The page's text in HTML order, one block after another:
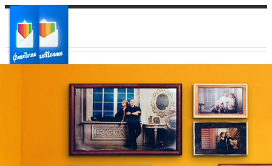
Ваш регион доставки
Выберите из списка: